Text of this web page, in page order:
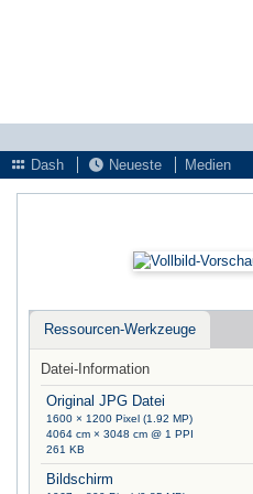
Dash Neueste Medien
Ressourcen-Werkzeuge
Datei-Information
Original JPG Datei
1600 × 1200 Pixel (1.92 MP)
4064 cm × 3048 cm @ 1 PPI
261 KB
Bildschirm